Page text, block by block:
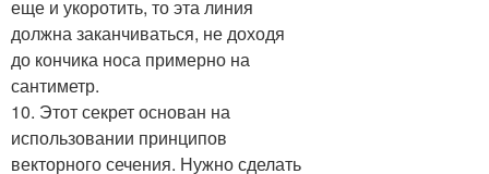
еще и укоротить, то эта линия
должна заканчиваться, не доходя
до кончика носа примерно на
сантиметр.
10. Этот секрет основан на
использовании принципов
векторного сечения. Нужно сделать